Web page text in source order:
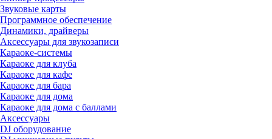
Звуковые карты
Программное обеспечение
Динамики, драйверы
Аксессуары для звукозаписи
Караоке-системы
Караоке для клуба
Караоке для кафе
Караоке для бара
Караоке для дома
Караоке для дома с баллами
Аксессуары
DJ оборудование